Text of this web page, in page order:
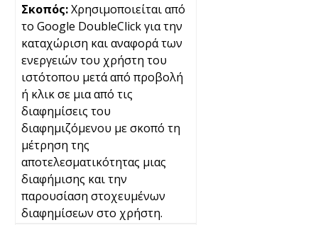
Χρησιμοποιείται από
το Google DoubleClick για την
καταχώριση και αναφορά των
ενεργειών του χρήστη του
ιστότοπου μετά από προβολή
ή κλικ σε μια από τις
διαφημίσεις του
διαφημιζόμενου με σκοπό τη
μέτρηση της
αποτελεσματικότητας μιας
διαφήμισης και την
παρουσίαση στοχευμένων
διαφημίσεων στο χρήστη.